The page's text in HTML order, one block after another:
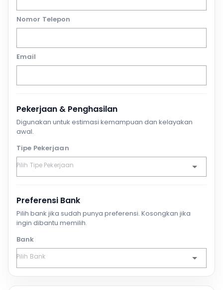
Nomor Telepon
Email
Pekerjaan & Penghasilan
Digunakan untuk estimasi kemampuan dan kelayakan
awal.
Tipe Pekerjaan
Preferensi Bank
Pilih bank jika sudah punya preferensi. Kosongkan jika
ingin dibantu memilih.
Bank